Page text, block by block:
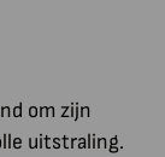
om zijn
uitstraling.